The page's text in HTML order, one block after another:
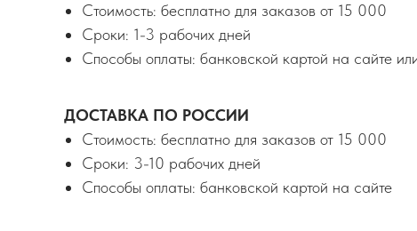
Стоимость: бесплатно для заказов от 15 000
Сроки: 1-3 рабочих дней
Способы оплаты: банковской картой на сайте
ДОСТАВКА ПО РОССИИ
Стоимость: бесплатно для заказов от 15 000
Сроки: 3-10 рабочих дней
Способы оплаты: банковской картой на сайте